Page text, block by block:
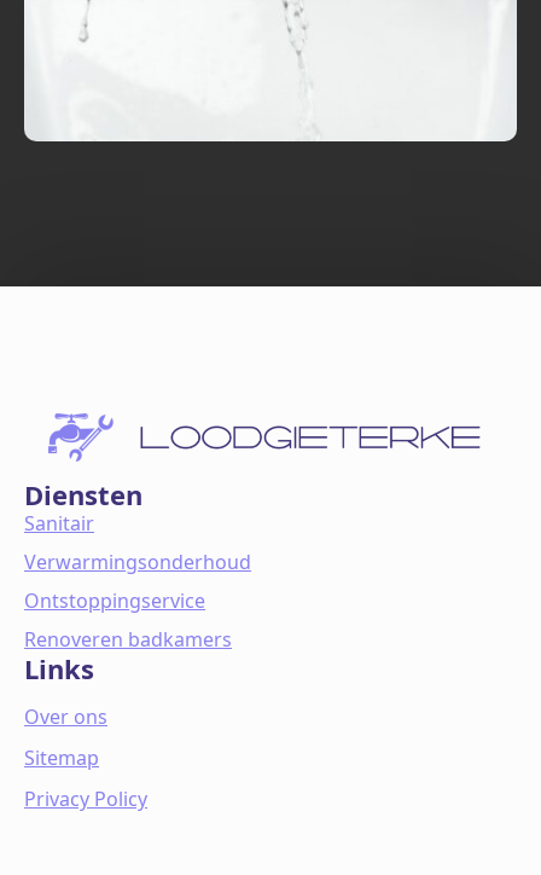
Diensten
Sanitair
Verwarmingsonderhoud
Ontstoppingservice
Renoveren badkamers
Links
Over ons
Sitemap
Privacy Policy